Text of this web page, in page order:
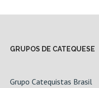
GRUPOS DE CATEQUESE
Grupo Catequistas Brasil